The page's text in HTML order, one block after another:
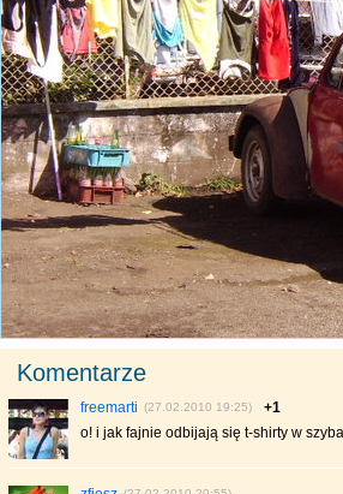
Komentarze
freemarti (27.02.2010 19:25)
+1
o! i jak fajnie odbijają się t-shirty w